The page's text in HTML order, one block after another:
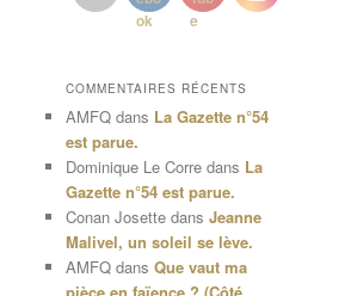
COMMENTAIRES RÉCENTS
AMFQ dans La Gazette n°54
est parue.
Dominique Le Corre dans La
Gazette n°54 est parue.
Conan Josette dans Jeanne
Malivel, un soleil se lève.
AMFQ dans Que vaut ma